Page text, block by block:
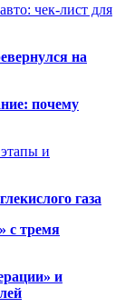
чек-лист для
на
почему
и
газа
с тремя
и